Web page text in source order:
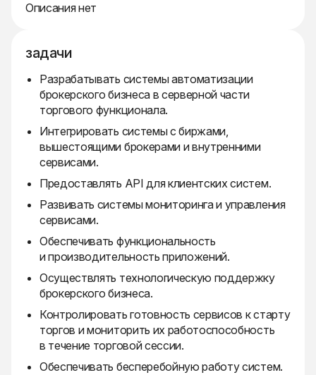
Описания нет
задачи
Разрабатывать системы автоматизации
брокерского бизнеса в серверной части
торгового функционала.
Интегрировать системы с биржами,
вышестоящими брокерами и внутренними
сервисами.
Предоставлять API для клиентских систем.
Развивать системы мониторинга и управления
сервисами.
Обеспечивать функциональность
и производительность приложений.
Осуществлять технологическую поддержку
брокерского бизнеса.
Контролировать готовность сервисов к старту
торгов и мониторить их работоспособность
в течение торговой сессии.
Обеспечивать бесперебойную работу систем.